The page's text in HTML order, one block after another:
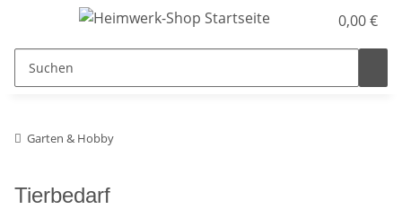
0,00 €
Garten & Hobby
Tierbedarf